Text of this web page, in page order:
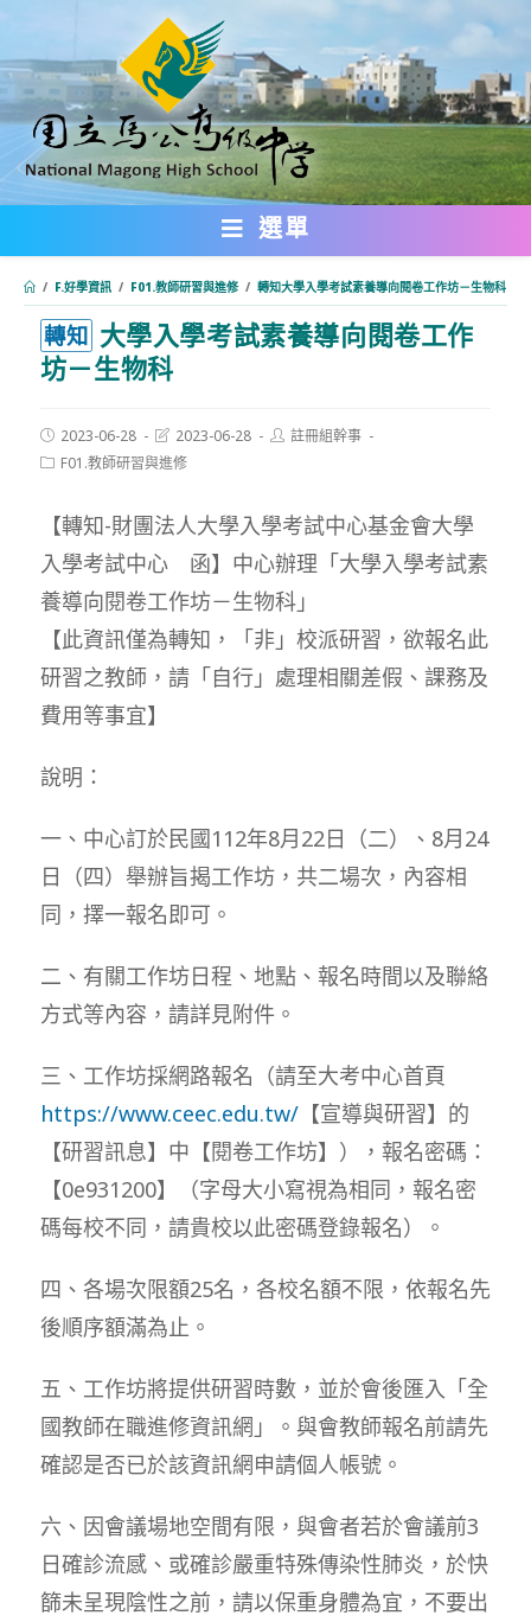
轉
主
要
內
選單
/ F.好學資訊 / F01.教師研習與進修 / 轉知大學入學考試素養導向閱卷工作坊－生物科
轉知 大學入學考試素養導向閱卷工作
坊－生物科
Post
published:
2023-06-28
Post
last
modified:
2023-06-28
Post註冊組幹事
PostF01.教師研習與進修
【轉知-財團法人大學入學考試中心基金會大學
入學考試中心 函】中心辦理「大學入學考試素
養導向閱卷工作坊－生物科」
【此資訊僅為轉知，「非」校派研習，欲報名此
研習之教師，請「自行」處理相關差假、課務及
費用等事宜】
說明：
一、中心訂於民國112年8月22日（二）、8月24
日（四）舉辦旨揭工作坊，共二場次，內容相
同，擇一報名即可。
二、有關工作坊日程、地點、報名時間以及聯絡
方式等內容，請詳見附件。
三、工作坊採網路報名（請至大考中心首頁
https://www.ceec.edu.tw/【宣導與研習】的
【研習訊息】中【閱卷工作坊】），報名密碼：
【0e931200】（字母大小寫視為相同，報名密
碼每校不同，請貴校以此密碼登錄報名）。
四、各場次限額25名，各校名額不限，依報名先
後順序額滿為止。
五、工作坊將提供研習時數，並於會後匯入「全
國教師在職進修資訊網」。與會教師報名前請先
確認是否已於該資訊網申請個人帳號。
六、因會議場地空間有限，與會者若於會議前3
日確診流感、或確診嚴重特殊傳染性肺炎，於快
篩未呈現陰性之前，請以保重身體為宜，不要出